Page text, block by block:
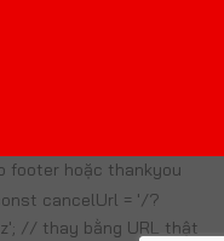
footer hoặc thankyou
cancelUrl = '/?
// thay bằng URL thật